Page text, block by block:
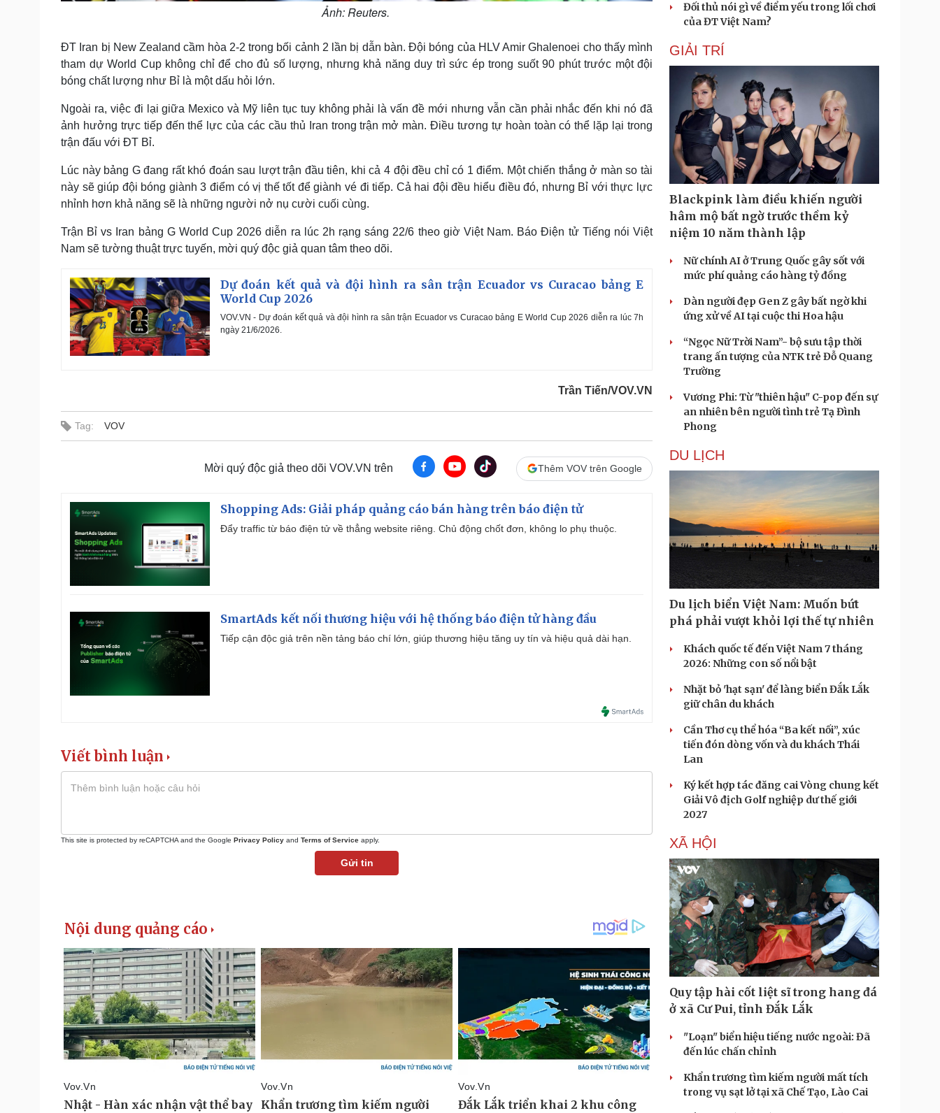
Ảnh: Reuters.
ĐT Iran bị New Zealand cầm hòa 2-2 trong bối cảnh 2 lần bị dẫn bàn. Đội bóng của HLV Amir Ghalenoei cho thấy mình
tham dự World Cup không chỉ để cho đủ số lượng, nhưng khả năng duy trì sức ép trong suốt 90 phút trước một đội
bóng chất lượng như Bỉ là một dấu hỏi lớn.
Ngoài ra, việc đi lại giữa Mexico và Mỹ liên tục tuy không phải là vấn đề mới nhưng vẫn cần phải nhắc đến khi nó đã
ảnh hưởng trực tiếp đến thể lực của các cầu thủ Iran trong trận mở màn. Điều tương tự hoàn toàn có thể lặp lại trong
trận đấu với ĐT Bỉ.
Lúc này bảng G đang rất khó đoán sau lượt trận đầu tiên, khi cả 4 đội đều chỉ có 1 điểm. Một chiến thắng ở màn so tài
này sẽ giúp đội bóng giành 3 điểm có vị thế tốt để giành vé đi tiếp. Cả hai đội đều hiểu điều đó, nhưng Bỉ với thực lực
nhỉnh hơn khả năng sẽ là những người nở nụ cười cuối cùng.
Trận Bỉ vs Iran bảng G World Cup 2026 diễn ra lúc 2h rạng sáng 22/6 theo giờ Việt Nam. Báo Điện tử Tiếng nói Việt
Nam sẽ tường thuật trực tuyến, mời quý độc giả quan tâm theo dõi.
Dự đoán kết quả và đội hình ra sân trận Ecuador vs Curacao bảng E
World Cup 2026
VOV.VN - Dự đoán kết quả và đội hình ra sân trận Ecuador vs Curacao bảng E World Cup 2026 diễn ra lúc 7h
ngày 21/6/2026.
Trần Tiến/VOV.VN
Tag: VOV
Mời quý độc giả theo dõi VOV.VN trên Thêm VOV trên Google
Shopping Ads: Giải pháp quảng cáo bán hàng trên báo điện tử
Đẩy traffic từ báo điện tử về thẳng website riêng. Chủ động chốt đơn, không lo phụ thuộc.
SmartAds kết nối thương hiệu với hệ thống báo điện tử hàng đầu
Tiếp cận độc giả trên nền tảng báo chí lớn, giúp thương hiệu tăng uy tín và hiệu quả dài hạn.
Viết bình luận
This site is protected by reCAPTCHA and the Google Privacy Policy and Terms of Service apply.
Gửi tin
Đối thủ nói gì về điểm yếu trong lối chơi
của ĐT Việt Nam?
GIẢI TRÍ
Blackpink làm điều khiến người
hâm mộ bất ngờ trước thềm kỷ
niệm 10 năm thành lập
Nữ chính AI ở Trung Quốc gây sốt với
mức phí quảng cáo hàng tỷ đồng
Dàn người đẹp Gen Z gây bất ngờ khi
ứng xử về AI tại cuộc thi Hoa hậu
“Ngọc Nữ Trời Nam”- bộ sưu tập thời
trang ấn tượng của NTK trẻ Đỗ Quang
Trường
Vương Phi: Từ "thiên hậu" C-pop đến sự
an nhiên bên người tình trẻ Tạ Đình
Phong
DU LỊCH
Du lịch biển Việt Nam: Muốn bứt
phá phải vượt khỏi lợi thế tự nhiên
Khách quốc tế đến Việt Nam 7 tháng
2026: Những con số nổi bật
Nhặt bỏ 'hạt sạn' để làng biển Đắk Lắk
giữ chân du khách
Cần Thơ cụ thể hóa “Ba kết nối”, xúc
tiến đón dòng vốn và du khách Thái
Lan
Ký kết hợp tác đăng cai Vòng chung kết
Giải Vô địch Golf nghiệp dư thế giới
2027
XÃ HỘI
Quy tập hài cốt liệt sĩ trong hang đá
ở xã Cư Pui, tỉnh Đắk Lắk
"Loạn" biển hiệu tiếng nước ngoài: Đã
đến lúc chấn chỉnh
Khẩn trương tìm kiếm người mất tích
trong vụ sạt lở tại xã Chế Tạo, Lào Cai